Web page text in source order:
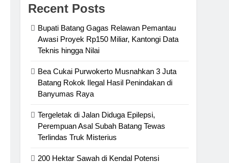
Recent Posts
Bupati Batang Gagas Relawan Pemantau
Awasi Proyek Rp150 Miliar, Kantongi Data
Teknis hingga Nilai
Bea Cukai Purwokerto Musnahkan 3 Juta
Batang Rokok Ilegal Hasil Penindakan di
Banyumas Raya
Tergeletak di Jalan Diduga Epilepsi,
Perempuan Asal Subah Batang Tewas
Terlindas Truk Misterius
200 Hektar Sawah di Kendal Potensi